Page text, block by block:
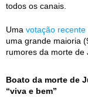
todos os canais.
Uma votação recente
uma grande maioria
rumores da morte de
Boato da morte de
“viva e bem”